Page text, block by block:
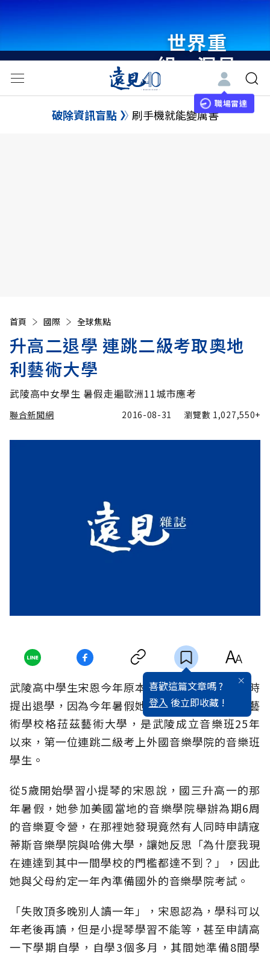
世界重
組・洞見
未來 與
世界領袖
職場雷達
破除資訊盲點 刷手機就能變厲害
首頁 國際 全球焦點
升高二退學 連跳二級考取奧地
利藝術大學
武陵高中女學生 暑假走遍歐洲11城市應考
聯合新聞網 2016-08-31 瀏覽數 1,027,550+
喜歡這篇文章嗎 ?
登入 後立即收藏 !
武陵高中學生宋恩今年原本要升高二，卻在開學時
提出退學，因為今年暑假她順利考上奧地利知名藝
術學校格菈茲藝術大學，是武陵成立音樂班25年
以來，第一位連跳二級考上外國音樂學院的音樂班
學生。
從5歲開始學習小提琴的宋恩說，國三升高一的那
年暑假，她參加美國當地的音樂學院舉辦為期6周
的音樂夏令營，在那裡她發現竟然有人同時申請寇
蒂斯音樂學院與哈佛大學，讓她反思「為什麼我現
在連達到其中一間學校的門檻都達不到？」，因此
她與父母約定一年內準備國外的音樂學院考試。
「失敗頂多晚別人讀一年」，宋恩認為，學科可以
年老後再讀，但是小提琴學習不能等，甚至申請高
一下學期自學，自學3個多月，其間她準備8間學